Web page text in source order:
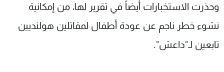
وحذرت الاستخبارات أيضاً في تقرير لها، من إمكانية
نشوء خطر ناجم عن عودة أطفال لمقاتلين هولنديين
تابعين لـ"داعش".